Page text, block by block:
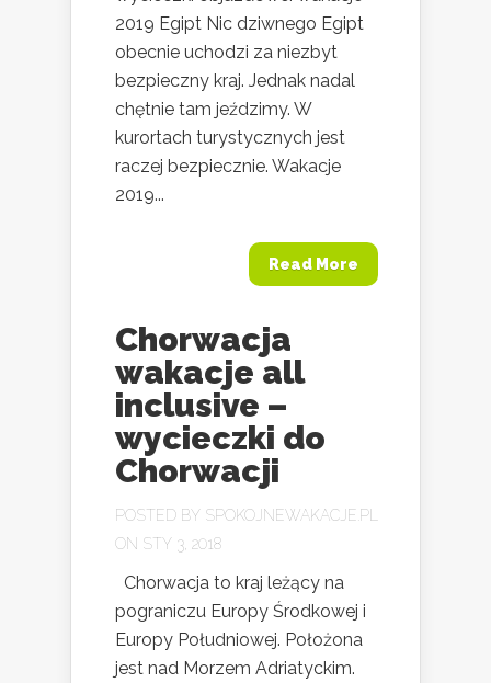
2019 Egipt Nic dziwnego Egipt
obecnie uchodzi za niezbyt
bezpieczny kraj. Jednak nadal
chętnie tam jeździmy. W
kurortach turystycznych jest
raczej bezpiecznie. Wakacje
2019...
Read More
Chorwacja
wakacje all
inclusive –
wycieczki do
Chorwacji
POSTED BY SPOKOJNEWAKACJE.PL
ON STY 3, 2018
Chorwacja to kraj leżący na
pograniczu Europy Środkowej i
Europy Południowej. Położona
jest nad Morzem Adriatyckim.